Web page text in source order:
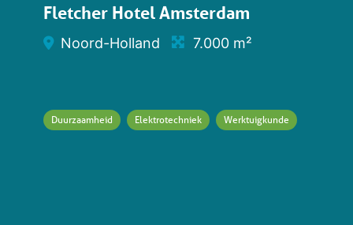
Fletcher Hotel Amsterdam
Noord-Holland 7.000 m²
Duurzaamheid Elektrotechniek Werktuigkunde